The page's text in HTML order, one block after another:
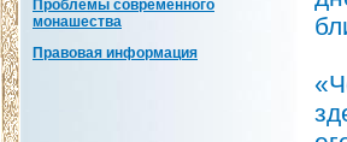
Проблемы современного
монашества
Правовая информация